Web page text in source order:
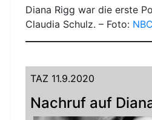
Diana Rigg war die erste
Claudia Schulz. – Foto:
TAZ 11.9.2020
Nachruf auf